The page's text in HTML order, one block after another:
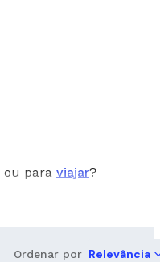
ou para viajar?
Ordenar por Relevância